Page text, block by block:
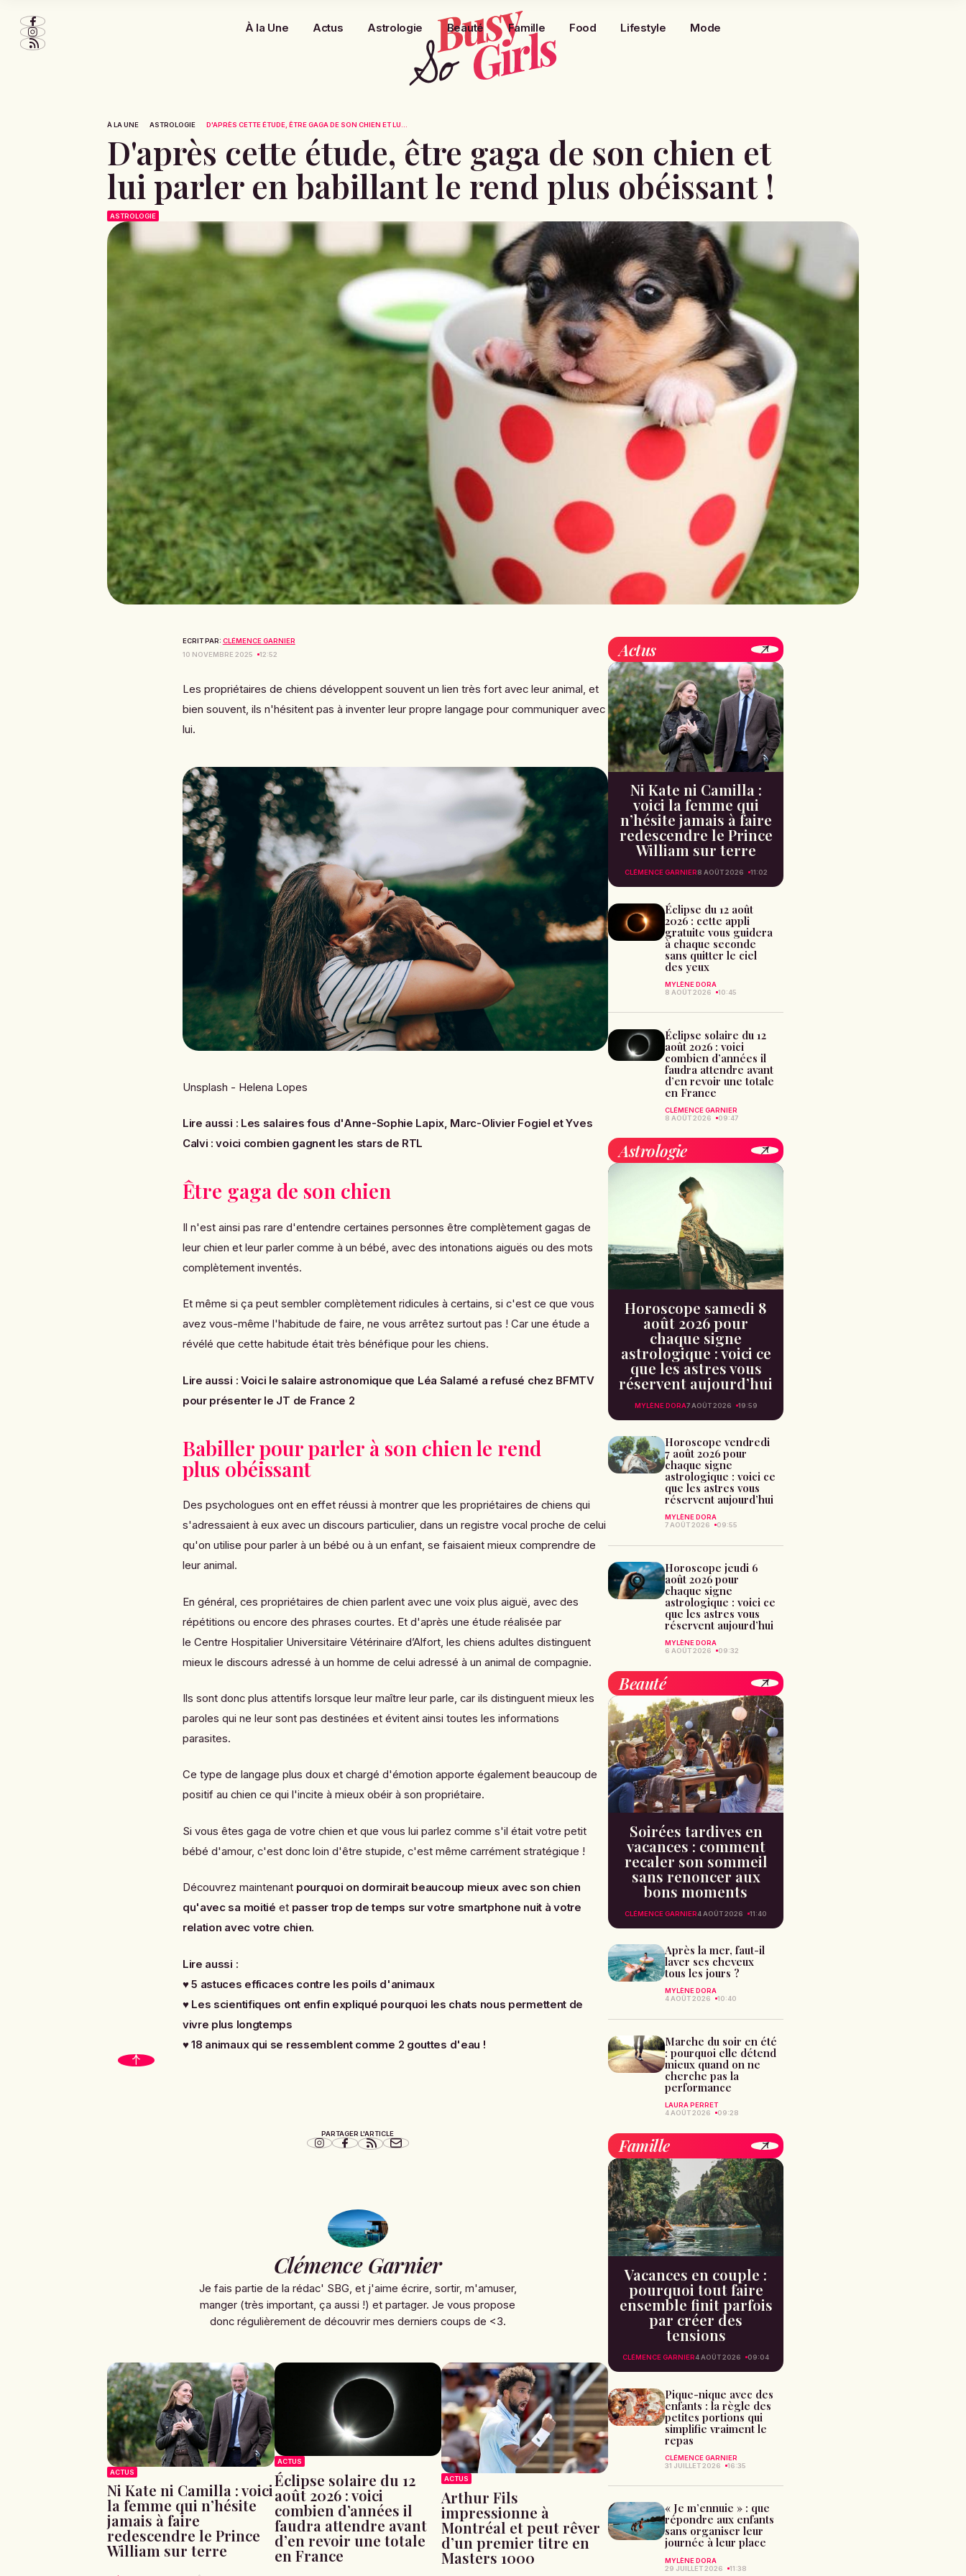
À la Une Actus Astrologie Beauté Famille Food Lifestyle Mode
À LA UNE ASTROLOGIE D'APRÈS CETTE ÉTUDE, ÊTRE GAGA DE SON CHIEN ET LU...
D'après cette étude, être gaga de son chien et
lui parler en babillant le rend plus obéissant !
ASTROLOGIE
ECRIT PAR: CLÉMENCE GARNIER
10 NOVEMBRE 2025
12:52
Les propriétaires de chiens développent souvent un lien très fort avec leur animal, et
bien souvent, ils n'hésitent pas à inventer leur propre langage pour communiquer avec
lui.
Unsplash - Helena Lopes
Lire aussi : Les salaires fous d'Anne-Sophie Lapix, Marc-Olivier Fogiel et Yves
Calvi : voici combien gagnent les stars de RTL
Être gaga de son chien
Il n'est ainsi pas rare d'entendre certaines personnes être complètement gagas de
leur chien et leur parler comme à un bébé, avec des intonations aiguës ou des mots
complètement inventés.
Et même si ça peut sembler complètement ridicules à certains, si c'est ce que vous
avez vous-même l'habitude de faire, ne vous arrêtez surtout pas ! Car une étude a
révélé que cette habitude était très bénéfique pour les chiens.
Lire aussi : Voici le salaire astronomique que Léa Salamé a refusé chez BFMTV
pour présenter le JT de France 2
Babiller pour parler à son chien le rend
plus obéissant
Des psychologues ont en effet réussi à montrer que les propriétaires de chiens qui
s'adressaient à eux avec un discours particulier, dans un registre vocal proche de celui
qu'on utilise pour parler à un bébé ou à un enfant, se faisaient mieux comprendre de
leur animal.
En général, ces propriétaires de chien parlent avec une voix plus aiguë, avec des
répétitions ou encore des phrases courtes. Et d'après une étude réalisée par
le Centre Hospitalier Universitaire Vétérinaire d’Alfort, les chiens adultes distinguent
mieux le discours adressé à un homme de celui adressé à un animal de compagnie.
Ils sont donc plus attentifs lorsque leur maître leur parle, car ils distinguent mieux les
paroles qui ne leur sont pas destinées et évitent ainsi toutes les informations
parasites.
Ce type de langage plus doux et chargé d'émotion apporte également beaucoup de
positif au chien ce qui l'incite à mieux obéir à son propriétaire.
Si vous êtes gaga de votre chien et que vous lui parlez comme s'il était votre petit
bébé d'amour, c'est donc loin d'être stupide, c'est même carrément stratégique !
Découvrez maintenant pourquoi on dormirait beaucoup mieux avec son chien
qu'avec sa moitié et passer trop de temps sur votre smartphone nuit à votre
relation avec votre chien.
Lire aussi :
♥5 astuces efficaces contre les poils d'animaux
♥ Les scientifiques ont enfin expliqué pourquoi les chats nous permettent de
vivre plus longtemps
♥18 animaux qui se ressemblent comme 2 gouttes d'eau !
PARTAGER L'ARTICLE
Clémence Garnier
Je fais partie de la rédac' SBG, et j'aime écrire, sortir, m'amuser,
manger (très important, ça aussi !) et partager. Je vous propose
donc régulièrement de découvrir mes derniers coups de <3.
ACTUS
Ni Kate ni Camilla : voici
la femme qui n’hésite
jamais à faire
redescendre le Prince
William sur terre
ACTUS
Éclipse solaire du 12
août 2026 : voici
combien d’années il
faudra attendre avant
d’en revoir une totale
en France
ACTUS
Arthur Fils
impressionne à
Montréal et peut rêver
d’un premier titre en
Masters 1000
Actus
Ni Kate ni Camilla :
voici la femme qui
n’hésite jamais à faire
redescendre le Prince
William sur terre
CLÉMENCE GARNIER8 AOÛT 2026 11:02
Éclipse du 12 août
2026 : cette appli
gratuite vous guidera
à chaque seconde
sans quitter le ciel
des yeux
MYLÈNE DORA
8 AOÛT 2026
10:45
Éclipse solaire du 12
août 2026 : voici
combien d’années il
faudra attendre avant
d’en revoir une totale
en France
CLÉMENCE GARNIER
8 AOÛT 2026
09:47
Astrologie
Horoscope samedi 8
août 2026 pour
chaque signe
astrologique : voici ce
que les astres vous
réservent aujourd’hui
MYLÈNE DORA7 AOÛT 2026 19:59
Horoscope vendredi
7 août 2026 pour
chaque signe
astrologique : voici ce
que les astres vous
réservent aujourd’hui
MYLÈNE DORA
7 AOÛT 2026
09:55
Horoscope jeudi 6
août 2026 pour
chaque signe
astrologique : voici ce
que les astres vous
réservent aujourd’hui
MYLÈNE DORA
6 AOÛT 2026
09:32
Beauté
Soirées tardives en
vacances : comment
recaler son sommeil
sans renoncer aux
bons moments
CLÉMENCE GARNIER4 AOÛT 2026 11:40
Après la mer, faut-il
laver ses cheveux
tous les jours ?
MYLÈNE DORA
4 AOÛT 2026
10:40
Marche du soir en été
: pourquoi elle détend
mieux quand on ne
cherche pas la
performance
LAURA PERRET
4 AOÛT 2026
09:28
Famille
Vacances en couple :
pourquoi tout faire
ensemble finit parfois
par créer des
tensions
CLÉMENCE GARNIER4 AOÛT 2026 09:04
Pique-nique avec des
enfants : la règle des
petites portions qui
simplifie vraiment le
repas
CLÉMENCE GARNIER
31 JUILLET 2026
16:35
« Je m’ennuie » : que
répondre aux enfants
sans organiser leur
journée à leur place
MYLÈNE DORA
29 JUILLET 2026
11:38